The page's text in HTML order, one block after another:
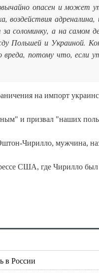
опасен и может
воздействия
соломинку, а на самом
Польшей и Украиной.
вреда, потому что, если
на импорт
и призвал "наших
Чирилло, мужчина,
США, где Чирилло
в России